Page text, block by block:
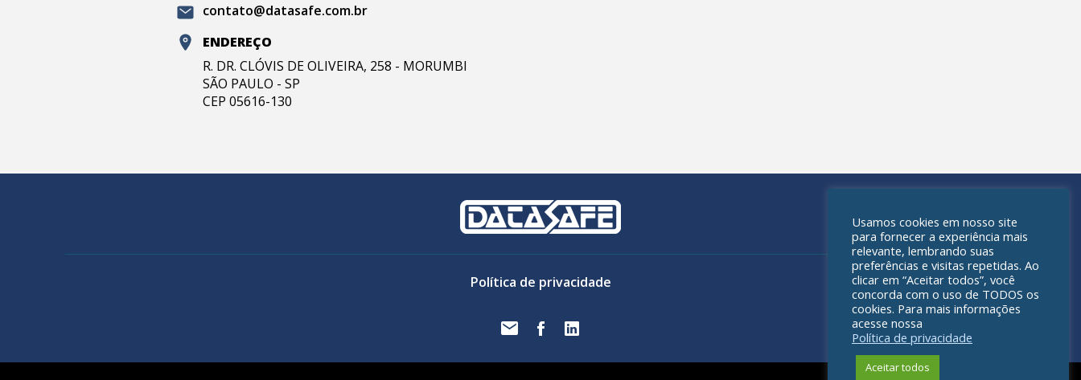
contato@datasafe.com.br
ENDEREÇO
R. DR. CLÓVIS DE OLIVEIRA, 258 - MORUMBI
SÃO PAULO - SP
CEP 05616-130
Política de privacidade
Usamos cookies em nosso site
para fornecer a experiência mais
relevante, lembrando suas
preferências e visitas repetidas. Ao
clicar em “Aceitar todos”, você
concorda com o uso de TODOS os
cookies. Para mais informações
acesse nossa
Política de privacidade
Aceitar todos